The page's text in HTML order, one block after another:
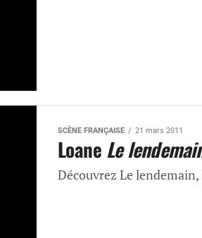
SCÈNE FRANÇAISE 21 mars 2011
Loane Le
Découvrez Le